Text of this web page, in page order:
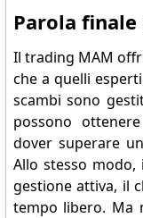
Parola
Il trading MAM
che a quelli
scambi sono
possono
dover superare
Allo stesso
gestione attiva, il
tempo libero. Ma